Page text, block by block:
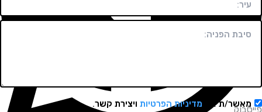
ת אתמדיניות הפרטיותויצירת קשר.